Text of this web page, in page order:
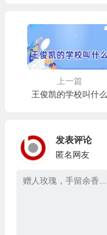
上一篇
王俊凯的学校叫什么
发表评论
匿名网友